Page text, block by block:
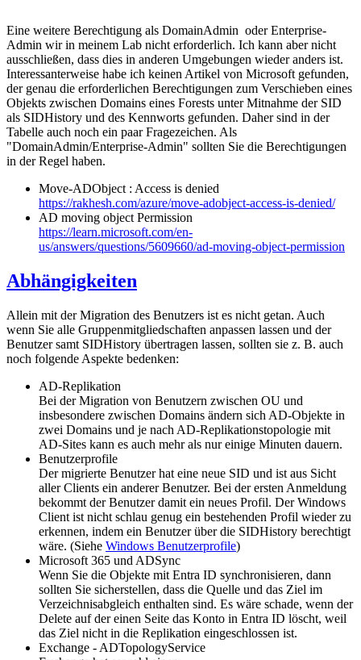
Eine weitere Berechtigung als DomainAdmin oder Enterprise-
Admin wir in meinem Lab nicht erforderlich. Ich kann aber nicht
ausschließen, dass dies in anderen Umgebungen wieder anders ist.
Interessanterweise habe ich keinen Artikel von Microsoft gefunden,
der genau die erforderlichen Berechtigungen zum Verschieben eines
Objekts zwischen Domains eines Forests unter Mitnahme der SID
als SIDHistory und des Kennworts gefunden. Daher sind in der
Tabelle auch noch ein paar Fragezeichen. Als
"DomainAdmin/Enterprise-Admin" sollten Sie die Berechtigungen
in der Regel haben.
Move-ADObject : Access is denied
https://rakhesh.com/azure/move-adobject-access-is-denied/
AD moving object Permission
https://learn.microsoft.com/en-
us/answers/questions/5609660/ad-moving-object-permission
Abhängigkeiten
Allein mit der Migration des Benutzers ist es nicht getan. Auch
wenn Sie alle Gruppenmitgliedschaften anpassen lassen und der
Benutzer samt SIDHistory übertragen lassen, sollten sie z. B. auch
noch folgende Aspekte bedenken:
AD-Replikation
Bei der Migration von Benutzern zwischen OU und
insbesondere zwischen Domains ändern sich AD-Objekte in
zwei Domains und je nach AD-Replikationstopologie mit
AD-Sites kann es auch mehr als nur einige Minuten dauern.
Benutzerprofile
Der migrierte Benutzer hat eine neue SID und ist aus Sicht
aller Clients ein anderer Benutzer. Bei der ersten Anmeldung
bekommt der Benutzer damit ein neues Profil. Der Windows
Client ist nicht schlau genug ein bestehenden Profil wieder zu
erkennen, indem ein Benutzer über die SIDHistory berechtigt
wäre. (Siehe Windows Benutzerprofile)
Microsoft 365 und ADSync
Wenn Sie die Objekte mit Entra ID synchronisieren, dann
sollten Sie sicherstellen, dass die Quelle und das Ziel im
Verzeichnisabgleich enthalten sind. Es wäre schade, wenn der
Delete auf der einen Seite das Konto in Entra ID löscht, weil
das Ziel nicht in die Replikation eingeschlossen ist.
Exchange - ADTopologyService